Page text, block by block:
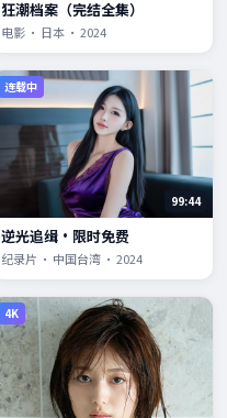
狂潮档案（完结全集）
电影 · 日本 · 2024
连载中
99:44
逆光追缉·限时免费
纪录片 · 中国台湾 · 2024
4K